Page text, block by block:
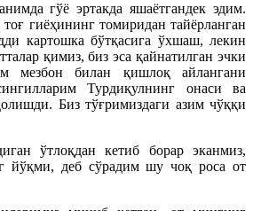
гўё эртакда яшаётгандек эдим.
гиёҳининг томиридан тайёрланган
картошка бўтқасига ўхшаш, лекин
қимиз, биз эса қайнатилган эчки
мезбон билан қишлоқ айлангани
Турдиқулнинг онаси ва
Биз тўғримиздаги азим чўққи
ўтлоқдан кетиб борар эканмиз,
йўқми, деб сўрадим шу чоқ роса от